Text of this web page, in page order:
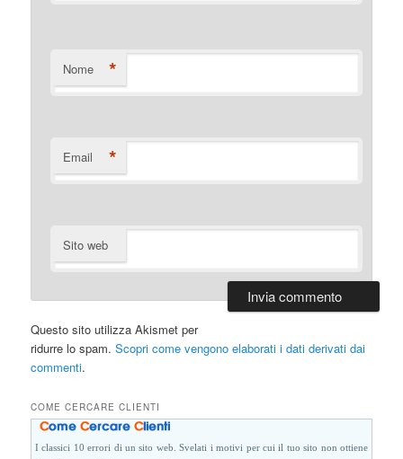
Nome *
Email *
Sito web
Questo sito utilizza Akismet per
ridurre lo spam.Scopri come vengono elaborati i dati derivati dai
commenti.
COME CERCARE CLIENTI
I classici 10 errori di un sito web. Svelati i motivi per cui il tuo sito non ottiene